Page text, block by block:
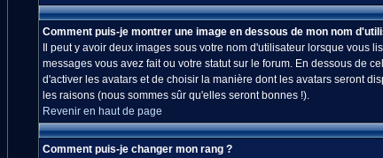
Comment puis-je montrer une image en dessous de mon nom
Il peut y avoir deux images sous votre nom d'utilisateur lorsque
messages vous avez fait ou votre statut sur le forum. En dessous de
d'activer les avatars et de choisir la manière dont les avatars seront
les raisons (nous sommes sûr qu'elles seront bonnes !).
Revenir en haut de page
Comment puis-je changer mon rang ?